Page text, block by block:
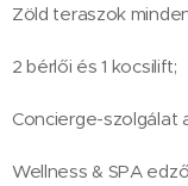
Zöld teraszok
2 bérlői és 1 kocsilift;
Concierge-szolgálat
Wellness & SPA